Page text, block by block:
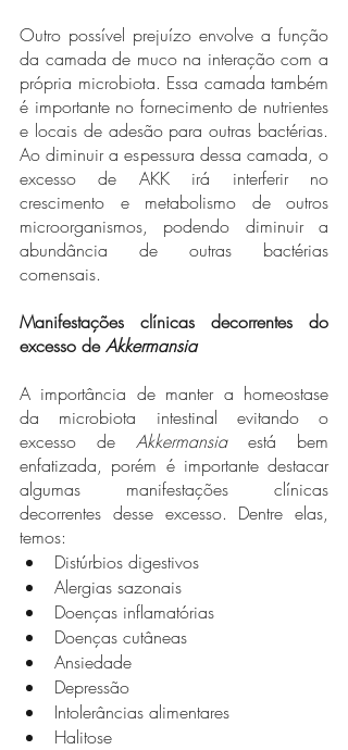
Outro possível prejuízo envolve a função
da camada de muco na interação com a
própria microbiota. Essa camada também
é importante no fornecimento de nutrientes
e locais de adesão para outras bactérias.
Ao diminuir a espessura dessa camada, o
excesso de AKK irá interferir no
crescimento e metabolismo de outros
microorganismos, podendo diminuir a
abundância de outras bactérias
comensais.
Manifestações clínicas decorrentes do
excesso de Akkermansia
A importância de manter a homeostase
da microbiota intestinal evitando o
excesso de Akkermansia está bem
enfatizada, porém é importante destacar
algumas manifestações clínicas
decorrentes desse excesso. Dentre elas,
temos:
Distúrbios digestivos
Alergias sazonais
Doenças inflamatórias
Doenças cutâneas
Ansiedade
Depressão
Intolerâncias alimentares
Halitose